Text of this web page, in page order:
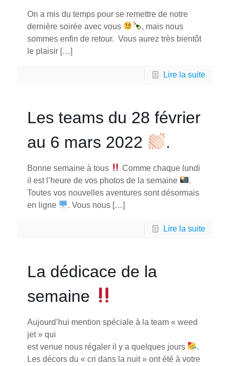
On a mis du temps pour se remettre de notre
dernière soirée avec vous
, mais nous
sommes enfin de retour. Vous aurez très bientôt
le plaisir […]
Lire la suite
Les teams du 28 février
au 6 mars 2022
.
Bonne semaine à tous
Comme chaque lundi
il est l’heure de vos photos de la semaine
.
Toutes vos nouvelles aventures sont désormais
en ligne
. Vous nous […]
Lire la suite
La dédicace de la
semaine
Aujourd’hui mention spéciale à la team « weed
jet » qui
est venue nous régaler il y a quelques jours
.
Les décors du « cri dans la nuit » ont été à votre